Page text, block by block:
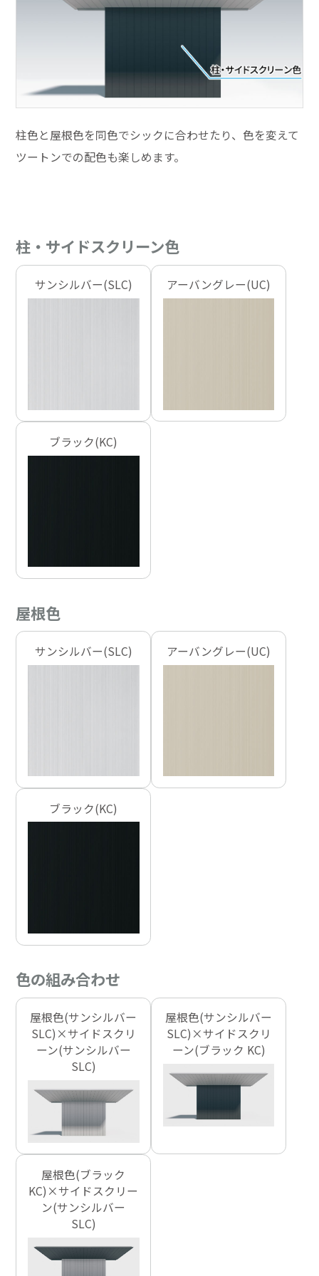
柱色と屋根色を同色でシックに合わせたり、色を変えて
ツートンでの配色も楽しめます。
柱・サイドスクリーン色
サンシルバー(SLC) アーバングレー(UC)
ブラック(KC)
屋根色
サンシルバー(SLC) アーバングレー(UC)
ブラック(KC)
色の組み合わせ
屋根色(サンシルバー
SLC)×サイドスクリ
ーン(サンシルバー
SLC)
屋根色(サンシルバー
SLC)×サイドスクリ
ーン(ブラック KC)
屋根色(ブラック
KC)×サイドスクリー
ン(サンシルバー
SLC)